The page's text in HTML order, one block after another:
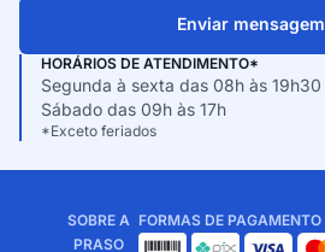
Enviar mensagem
HORÁRIOS DE ATENDIMENTO*
Segunda à sexta das 08h às 19h30
Sábado das 09h às 17h
*Exceto feriados
SOBRE A
PRASO
FORMAS DE PAGAMENTO